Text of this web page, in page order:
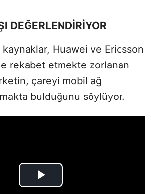
DEĞERLENDİRİYOR
Huawei ve Ericsson
rekabet etmekte zorlanan
çareyi mobil ağ
bulduğunu söylüyor.